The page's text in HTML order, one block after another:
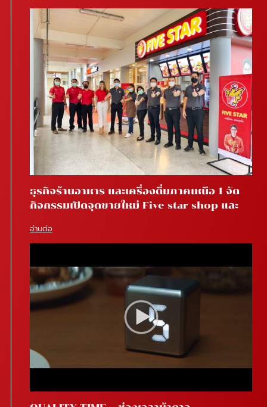
ธุรกิจร้านอาหาร และเครื่องดื่มภาคเหนือ 1 จัด
กิจกรรมเปิดจุดขายใหม่ Five star shop และ
อ่านต่อ